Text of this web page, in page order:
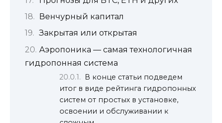
Венчурный капитал
Закрытая или открытая
Аэропоника — самая технологичная
гидропонная система
В конце статьи подведем
итог в виде рейтинга гидропонных
систем от простых в установке,
освоении и обслуживании к